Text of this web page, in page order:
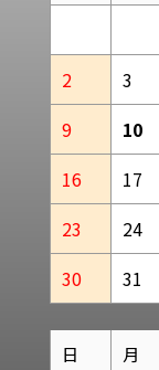
2
3
9
10
16
17
23
24
30
31
日 月